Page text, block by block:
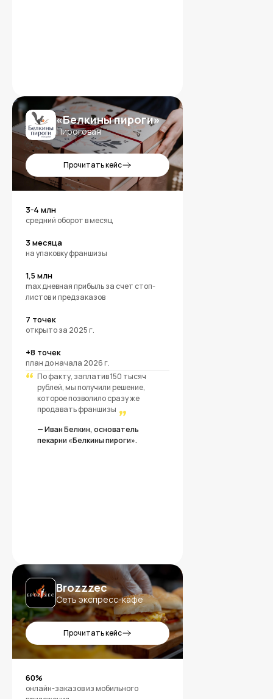
Прочитать кейс
«Белкины пироги»
Пироговая
3-4 млн
средний оборот в месяц
3 месяца
на упаковку франшизы
1,5 млн
max дневная прибыль за счет стоп-
листов и предзаказов
7 точек
открыто за 2025 г.
+8 точек
план до начала 2026 г.
“ По факту, заплатив 150 тысяч
рублей, мы получили решение,
которое позволило сразу же
продавать франшизы ”
— Иван Белкин, основатель
пекарни «Белкины пироги».
Прочитать кейс
Brozzzec
Сеть экспресс-кафе
60%
онлайн-заказов из мобильного
Нажимая кнопку, вы принимаете соглашение об
обработке цифровых данных.
официантов
Приложение для службы
доставки
Приложение для кухни
Приложение для кафе
Приложение для доставки
еды
Приложение для
кондитерской
Приложение для курьеров
Маркетинговая
платформа
Сайт для онлайн-
заказов
Киоск
самообслуживания
Электронная очередь
Продвижение в Яндекс и
VK